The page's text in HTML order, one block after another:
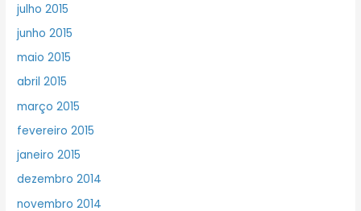
julho 2015
junho 2015
maio 2015
abril 2015
março 2015
fevereiro 2015
janeiro 2015
dezembro 2014
novembro 2014